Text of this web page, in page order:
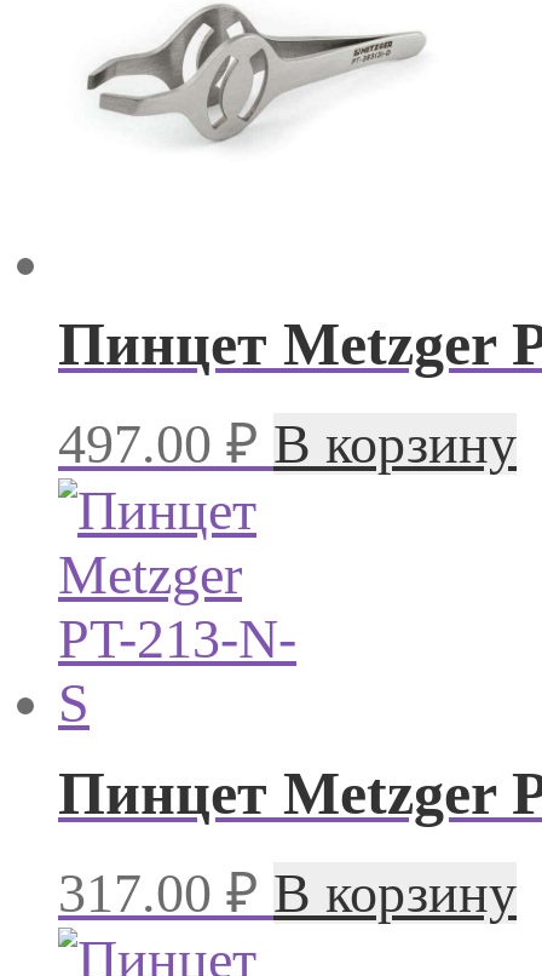
Пинцет Metzger
497.00 ₽ В корзину
Пинцет Metzger
317.00 ₽ В корзину